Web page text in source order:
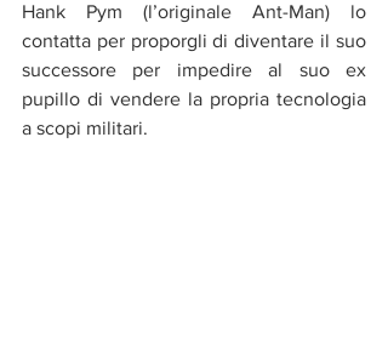
Hank Pym (l’originale Ant-Man) lo
contatta per proporgli di diventare il suo
successore per impedire al suo ex
pupillo di vendere la propria tecnologia
a scopi militari.